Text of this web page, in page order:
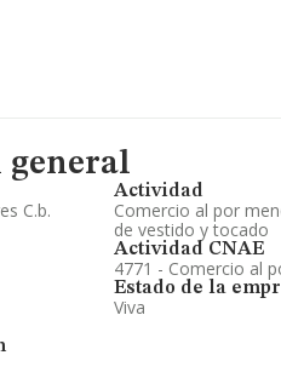
C.b.
Actividad
Comercio al por
de vestido y tocado
Actividad CNAE
4771 - Comercio al
Estado de la
Viva